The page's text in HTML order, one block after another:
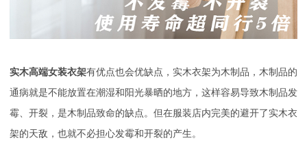
实木高端女装衣架有优点也会优缺点，实木衣架为木制品，木制品的
通病就是不能放置在潮湿和阳光暴晒的地方，这样容易导致木制品发
霉、开裂，是木制品致命的缺点。但在服装店内完美的避开了实木衣
架的天敌，也就不必担心发霉和开裂的产生。